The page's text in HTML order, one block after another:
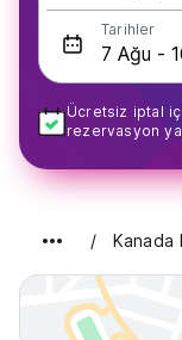
Tarihler
Ücretsiz iptal
rezervasyon
Kanada